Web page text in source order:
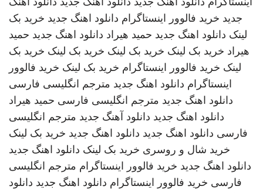
جدید خرید فالوور اینستاگرام دانلود اهنگ جدید خرید بک
لینک دانلود اهنگ جدید حمید هیراد دانلود اهنگ جدید حمید
هیراد خرید بک لینک خرید بک لینک خرید بک لینک خرید بک
لینک خرید فالوور اینستاگرام خرید بک لینک خرید فالوور
اینستاگرام دانلود اهنگ جدید مترجم انگلیسی فارسی
دانلود اهنگ جدید مترجم انگلیسی فارسی حمید هیراد
دانلود اهنگ جدید دانلود آهنگ جدید مترجم انگلیسی
فارسی دانلود اهنگ جدید دانلود اهنگ جدید خرید بک لینک
خرید شال و روسری خرید بک لینک دانلود اهنگ جدید
دانلود اهنگ جدید خرید فالوور اینستاگرام مترجم انگلیسی
فارسی خرید فالوور اینستاگرام دانلود اهنگ جدید دانلود